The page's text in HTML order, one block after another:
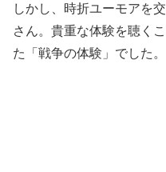
しかし、時折ユーモアを
さん。貴重な体験を聴く
た「戦争の体験」でした。